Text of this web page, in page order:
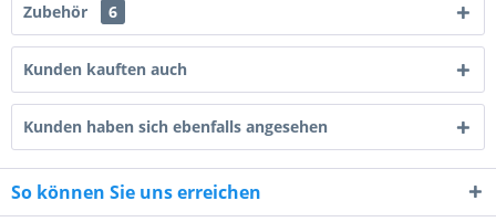
8 - 4 = ?
Zubehör 6
Kunden kauften auch
Kunden haben sich ebenfalls angesehen
So können Sie uns erreichen